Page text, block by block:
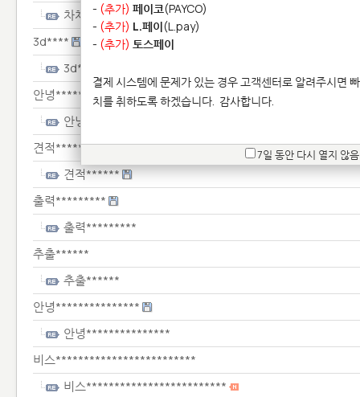
차체*****************
3d****
3d***
안녕***************
안녕***************
견적******
견적******
출력*********
출력*********
추출******
추출******
안녕***************
안녕***************
비스*************************
비스*************************
- (추가) 페이코(PAYCO)
- (추가) L.페이(L.pay)
- (추가) 토스페이
결제 시스템에 문제가 있는 경우 고객센터로 알려주시면
치를 취하도록 하겠습니다. 감사합니다.
7일 동안 다시 열지 않음